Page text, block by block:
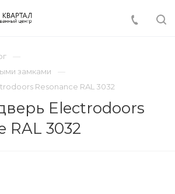
замками
Resonance RAL 3032
Electrodoors
RAL 3032